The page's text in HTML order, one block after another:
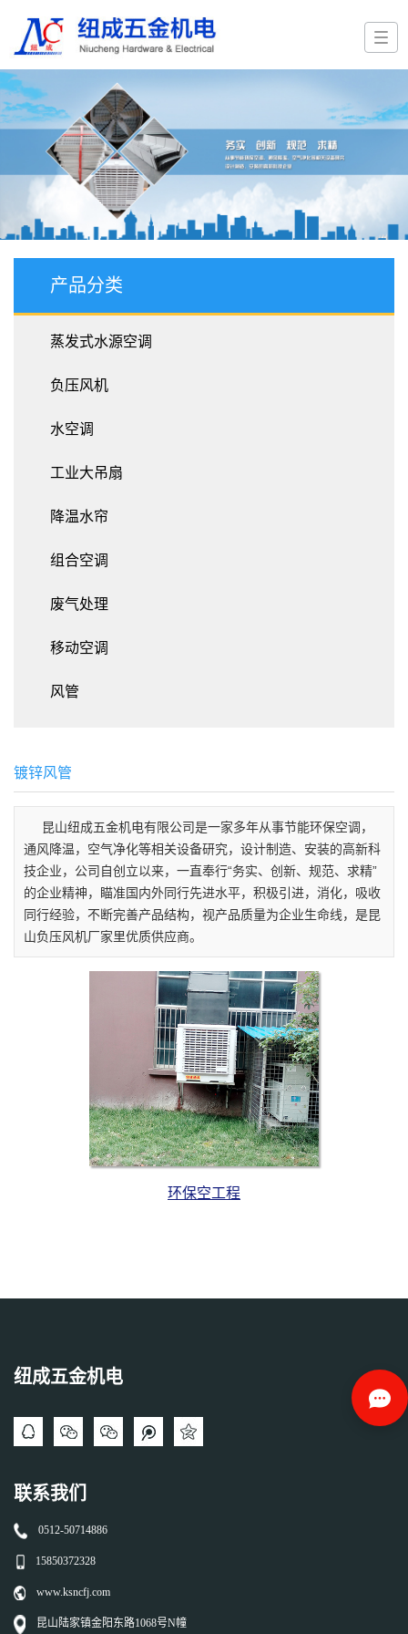
产品分类
蒸发式水源空调
负压风机
水空调
工业大吊扇
降温水帘
组合空调
废气处理
移动空调
风管
镀锌风管
昆山纽成五金机电有限公司是一家多年从事节能环保空调，
通风降温，空气净化等相关设备研究，设计制造、安装的高新科
技企业，公司自创立以来，一直奉行“务实、创新、规范、求精”
的企业精神，瞄准国内外同行先进水平，积极引进，消化，吸收
同行经验，不断完善产品结构，视产品质量为企业生命线，是昆
山负压风机厂家里优质供应商。
环保空工程
纽成五金机电
联系我们
0512-50714886
15850372328
www.ksncfj.com
昆山陆家镇金阳东路1068号N幢